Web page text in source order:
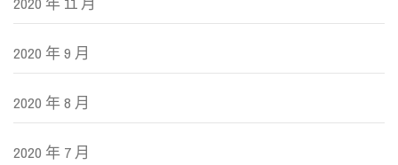
2020 年 9 月
2020 年 8 月
2020 年 7 月